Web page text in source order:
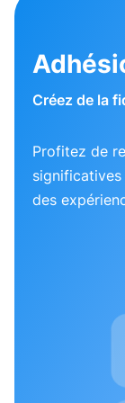
Créez de la
Profitez de
des